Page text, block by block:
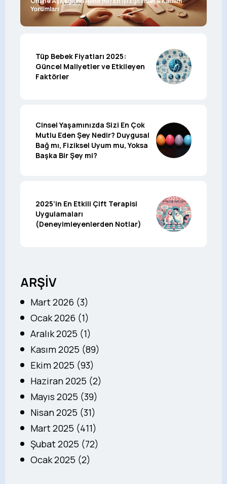
Yorumları
Tüp Bebek Fiyatları 2025:
Güncel Maliyetler ve Etkileyen
Faktörler
Cinsel Yaşamınızda Sizi En Çok
Mutlu Eden Şey Nedir? Duygusal
Bağ mı, Fiziksel Uyum mu, Yoksa
Başka Bir Şey mi?
2025’in En Etkili Çift Terapisi
Uygulamaları
(Deneyimleyenlerden Notlar)
ARŞİV
Mart 2026 (3)
Ocak 2026 (1)
Aralık 2025 (1)
Kasım 2025 (89)
Ekim 2025 (93)
Haziran 2025 (2)
Mayıs 2025 (39)
Nisan 2025 (31)
Mart 2025 (411)
Şubat 2025 (72)
Ocak 2025 (2)